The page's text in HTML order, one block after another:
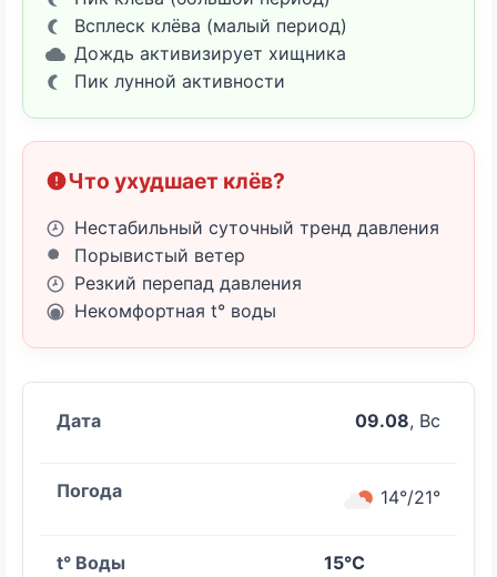
Всплеск клёва (малый период)
Дождь активизирует хищника
Пик лунной активности
Что ухудшает клёв?
Нестабильный суточный тренд давления
Порывистый ветер
Резкий перепад давления
Некомфортная t° воды
09.08, Вс
14°/21°
15°C